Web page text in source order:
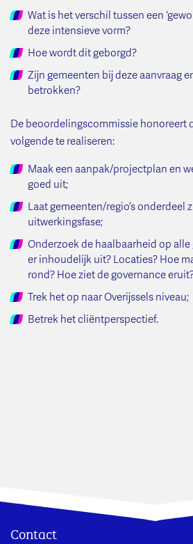
Wat is het verschil tussen een
deze intensieve vorm?
Hoe wordt dit geborgd?
Zijn gemeenten bij deze aanvraag
betrokken?
De beoordelingscommissie honoreert
volgende te realiseren:
Maak een aanpak/projectplan en
goed uit;
Laat gemeenten/regio’s onderdeel
uitwerkingsfase;
Onderzoek de haalbaarheid op
er inhoudelijk uit? Locaties? Hoe
rond? Hoe ziet de governance
Trek het op naar Overijssels niveau;
Betrek het cliëntperspectief.
Contact